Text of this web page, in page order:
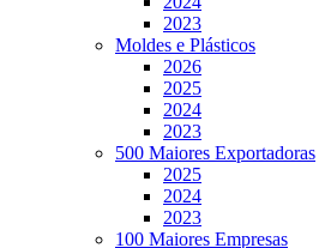
2023
Moldes e Plásticos
2026
2025
2024
2023
500 Maiores Exportadoras
2025
2024
2023
100 Maiores Empresas